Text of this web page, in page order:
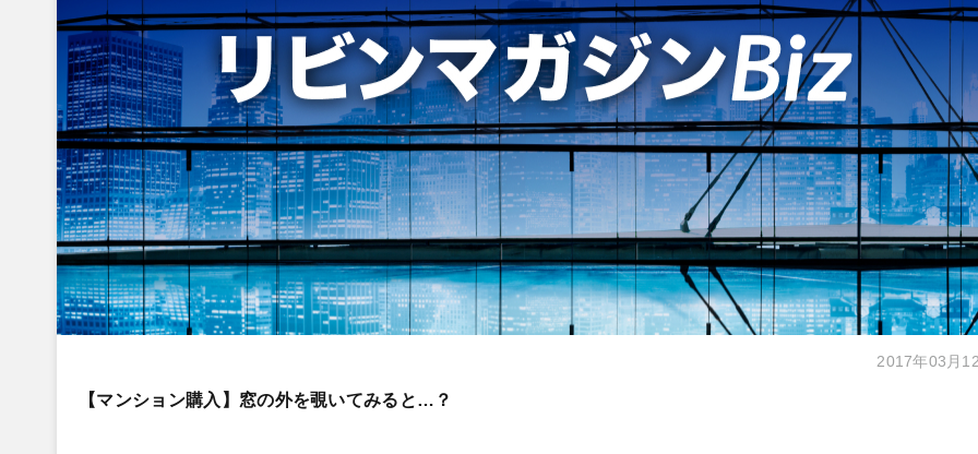
2017年03月
【マンション購入】窓の外を覗いてみると…？